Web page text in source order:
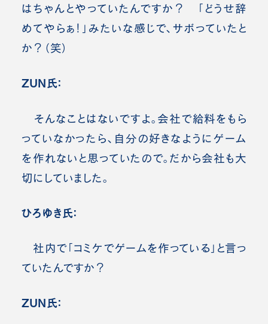
はちゃんとやっていたんですか？ 「どうせ辞
めてやらぁ！」みたいな感じで、サボっていたと
か？（笑）
ZUN氏：
そんなことはないですよ。会社で給料をもら
っていなかったら、自分の好きなようにゲーム
を作れないと思っていたので。だから会社も大
切にしていました。
ひろゆき氏：
社内で「コミケでゲームを作っている」と言っ
ていたんですか？
ZUN氏：